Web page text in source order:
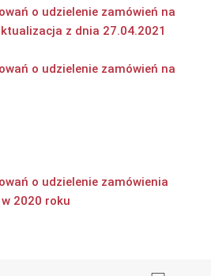
o udzielenie zamówień na
z dnia 27.04.2021
o udzielenie zamówień na
o udzielenie zamówienia
2020 roku